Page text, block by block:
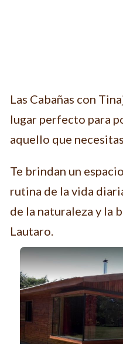
Las Cabañas con
lugar perfecto para
aquello que
Te brindan un
rutina de la vida
de la naturaleza y la
Lautaro.